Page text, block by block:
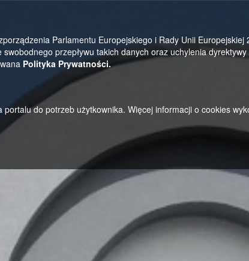
Parlamentu Europejskiego i Rady Unii
przepływu takich danych oraz uchylenia
Polityka Prywatności.
do potrzeb użytkownika. Więcej informacji o cookies